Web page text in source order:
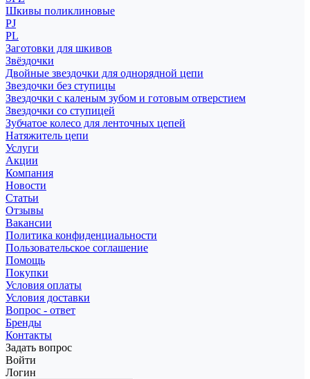
Шкивы поликлиновые
PJ
PL
Заготовки для шкивов
Звёздочки
Двойные звездочки для однорядной цепи
Звездочки без ступицы
Звездочки с каленым зубом и готовым отверстием
Звездочки со ступицей
Зубчатое колесо для ленточных цепей
Натяжитель цепи
Услуги
Акции
Компания
Новости
Статьи
Отзывы
Вакансии
Политика конфиденциальности
Пользовательское соглашение
Помощь
Покупки
Условия оплаты
Условия доставки
Вопрос - ответ
Бренды
Контакты
Задать вопрос
Войти
Логин